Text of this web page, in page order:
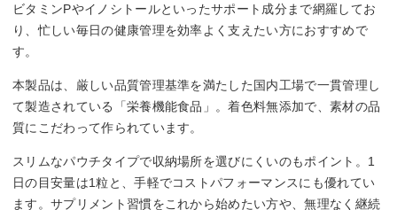
ビタミンPやイノシトールといったサポート成分まで網羅してお
り、忙しい毎日の健康管理を効率よく支えたい方におすすめで
す。
本製品は、厳しい品質管理基準を満たした国内工場で一貫管理し
て製造されている「栄養機能食品」。着色料無添加で、素材の品
質にこだわって作られています。
スリムなパウチタイプで収納場所を選びにくいのもポイント。1
日の目安量は1粒と、手軽でコストパフォーマンスにも優れてい
ます。サプリメント習慣をこれから始めたい方や、無理なく継続